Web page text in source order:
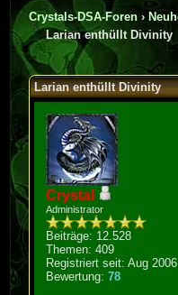
Crystals-DSA-Foren ›
Larian enthüllt Divinity
Larian enthüllt Divinity
Crystal
Administrator
Beiträge: 12.528
Themen: 409
Registriert seit: Aug 2006
Bewertung:78